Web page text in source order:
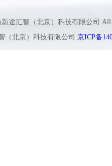
途汇智（北京）科技有限公司
（北京）科技有限公司 京ICP备